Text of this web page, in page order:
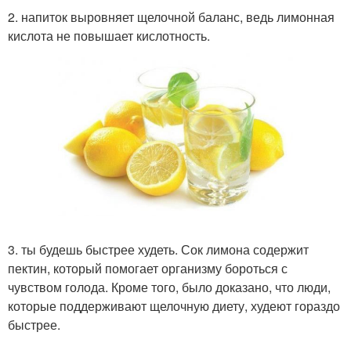
2. напиток выровняет щелочной баланс, ведь лимонная
кислота не повышает кислотность.
3. ты будешь быстрее худеть. Сок лимона содержит
пектин, который помогает организму бороться с
чувством голода. Кроме того, было доказано, что люди,
которые поддерживают щелочную диету, худеют гораздо
быстрее.